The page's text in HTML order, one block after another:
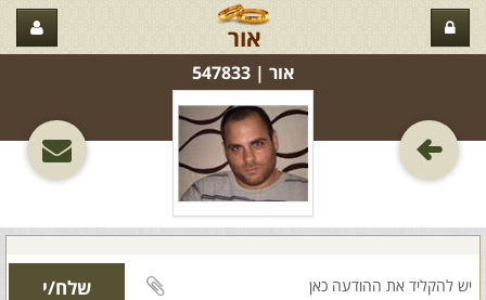
אור
אור‏ | 547833